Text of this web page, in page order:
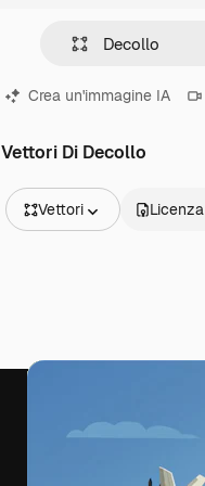
Crea un'immagine IA
Vettori Di Decollo
Vettori
Video
Modelli di video
Licenza